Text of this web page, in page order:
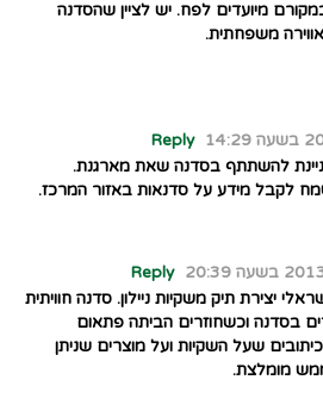
מיועדים לפח. יש לציין שהסדנה
משפחתית.
Reply
להשתתף בסדנה שאת מארגנת.
לקבל מידע על סדנאות באזור המרכז.
Reply
יצירת תיק משקיות ניילון. סדנה חוויתית
בסדנה וכשחוזרים הביתה פתאום
שעל השקיות ועל מוצרים שניתן
מומלצת.